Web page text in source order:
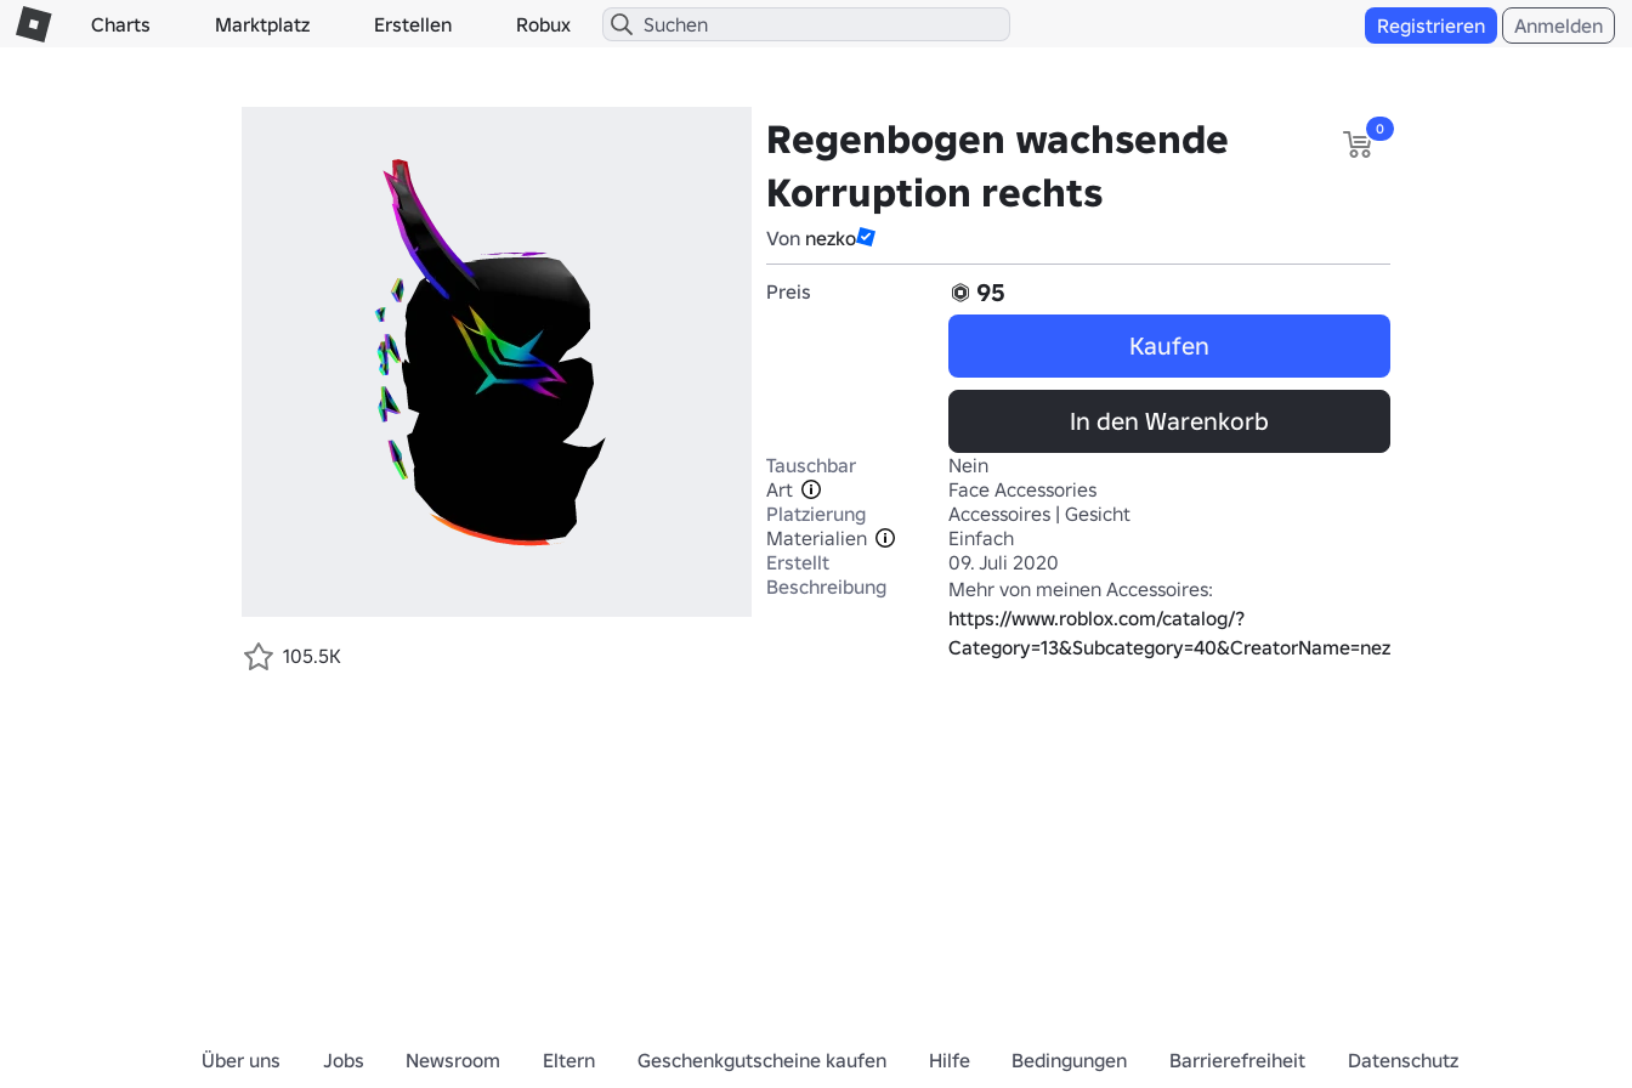
Charts Marktplatz Erstellen Robux Registrieren Anmelden
Regenbogen wachsende
Korruption rechts
Von nezko
0
Preis
95
Kaufen
In den Warenkorb
Tauschbar
Nein
Art
Face Accessories
Platzierung
Accessoires | Gesicht
Materialien
Einfach
Erstellt
09. Juli 2020
Beschreibung
https://www.roblox.com/catalog/?
Category=13&Subcategory=40&CreatorName=nezko
105.5K
Über uns Jobs Newsroom Eltern Geschenkgutscheine kaufen Hilfe Bedingungen Barrierefreiheit Datenschutz